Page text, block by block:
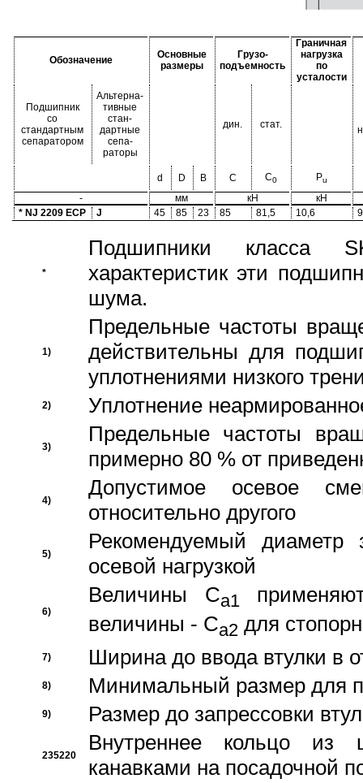
Обозначение
Основные
размеры
Грузо-
подъемность
Граничная
нагрузка
по
усталости
Подшипник
со
стандартным
сепаратором
Альтерна-
тивные
стан-
дартные
сепа-
раторы
дин. стат.
d D B C C0 Pu
- мм кН
кН
* NJ 2209 ECP
J 45 85 23 85 81,5 10,6
*
Подшипники класса
характеристик эти
шума.
1)
Предельные частоты
действительны для
уплотнениями низкого
2) Уплотнение
3)
Предельные частоты
примерно 80 % от
4)
Допустимое осевое
относительно другого
5)
Рекомендуемый диаметр
осевой нагрузкой
6)
Величины Ca1
величины - Ca2 для
7) Ширина до ввода втулки в
8) Минимальный размер для
9) Размер до запрессовки
235220
Внутреннее кольцо из
канавками на посадочной